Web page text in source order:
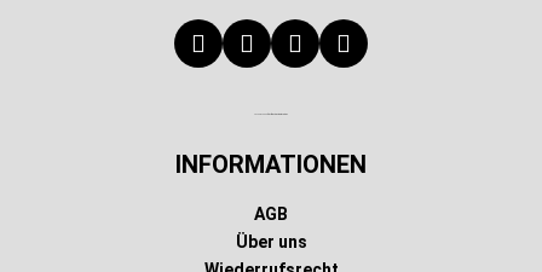
INFORMATIONEN
AGB
Über uns